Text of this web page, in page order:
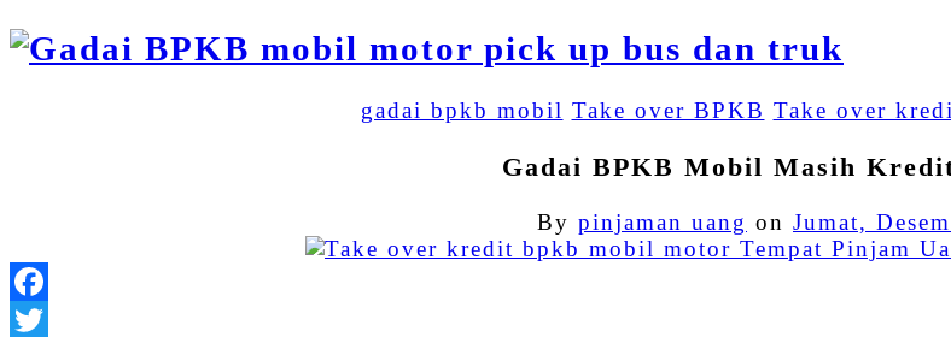
gadai bpkb mobil Take over BPKB Take over
Gadai BPKB Mobil Masih
By pinjaman uang on Jumat,